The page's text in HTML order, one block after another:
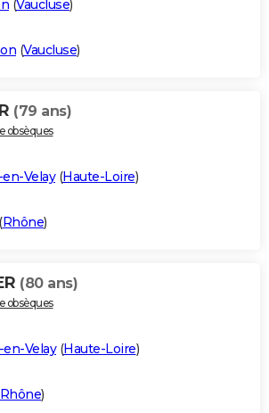
(Vaucluse)
(Vaucluse)
(79 ans)
obsèques
en-Velay(Haute-Loire)
(Rhône)
(80 ans)
obsèques
en-Velay(Haute-Loire)
Rhône)